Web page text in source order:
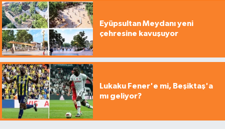
Eyüpsultan Meydanı yeni
çehresine kavuşuyor
Lukaku Fener'e mi, Beşiktaş'a
mı geliyor?